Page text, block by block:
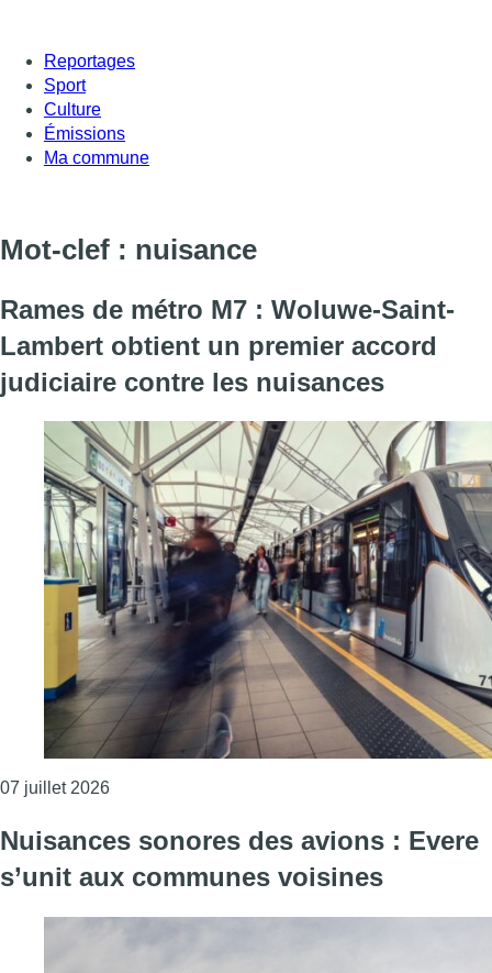
Reportages
Sport
Culture
Émissions
Ma commune
Mot-clef : nuisance
Rames de métro M7 : Woluwe-Saint-
Lambert obtient un premier accord
judiciaire contre les nuisances
07 juillet 2026Consulter l'article "Rames de métro M7 :
Nuisances sonores des avions : Evere
s’unit aux communes voisines